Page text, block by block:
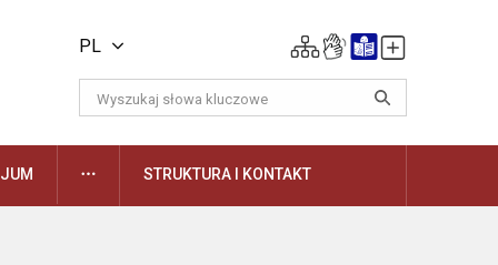
PL
DAUGIAUSTRUKTURA I KONTAKT